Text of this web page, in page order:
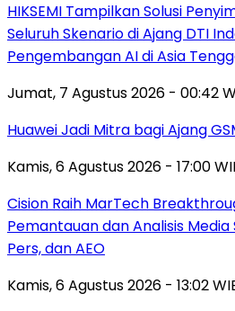
HIKSEMI Tampilkan Solusi
Seluruh Skenario di Ajang DTI
Pengembangan AI di Asia
Jumat, 7 Agustus 2026 - 00:42
Huawei Jadi Mitra bagi Ajang
Kamis, 6 Agustus 2026 - 17:00
Cision Raih MarTech
Pemantauan dan Analisis Media
Pers, dan AEO
Kamis, 6 Agustus 2026 - 13:02